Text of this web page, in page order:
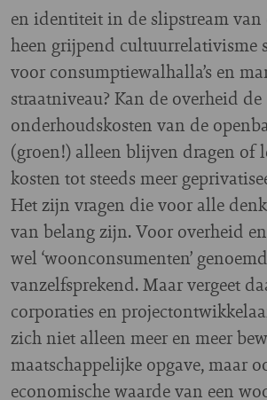
en identiteit in de slipstream van
heen grijpend cultuurrelativisme
voor consumptiewalhalla’s en
straatniveau? Kan de overheid de
onderhoudskosten van de
(groen!) alleen blijven dragen of
kosten tot steeds meer
Het zijn vragen die voor alle
van belang zijn. Voor overheid
wel ‘woonconsumenten’
vanzelfsprekend. Maar vergeet
corporaties en
zich niet alleen meer en meer
maatschappelijke opgave, maar
economische waarde van een